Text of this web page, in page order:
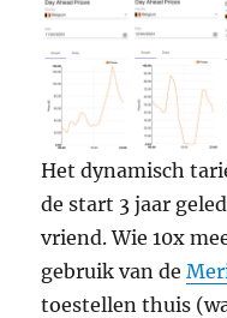
Het dynamisch
de start 3 jaar
vriend. Wie 10x
gebruik van de
toestellen thuis